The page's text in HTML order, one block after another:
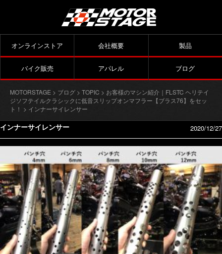
オンラインストア 会社概要 製品
バイク販売 アパレル ブログ
MOTORSTAGE > ブログ > TOPIC > お客様のマシン紹介｜FLSTC ヘリテイ
ジソフテイルクラシックに低音スリップオンマフラー【ブラス76】をセッ
ト！ > インナーサイレンサー
インナーサイレンサー 2020/12/27